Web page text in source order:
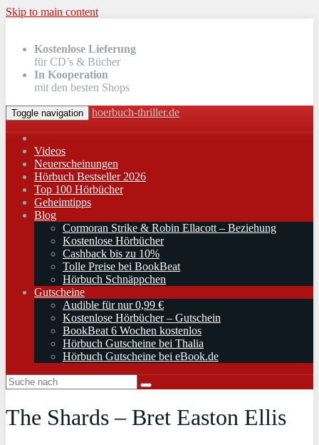
Skip to main content
Kostenlose Lieferung
für CD’s & Bücher
In Kooperation
mit den besten Shops
Toggle navigation hoerbuch-thriller.de
Videos
Neuerscheinungen
Hörbuch Bestseller 2026
Top 100 Hörbücher
Geheimtipps
Blog
Cormoran Strike & Robin Ellacott – Beziehung
Kostenlose Hörbücher
Cashback bis zu 10%
Tolle Preise bei BookBeat
Hörbuch Schnäppchen
Gutscheine
Audible für nur 0,99 €
Kostenlose Hörbücher – Gutschein
BookBeat 6 Wochen kostenlos
Hörbuch Gutscheine bei Thalia
Hörbuch Gutscheine bei eBook.de
The Shards – Bret Easton Ellis